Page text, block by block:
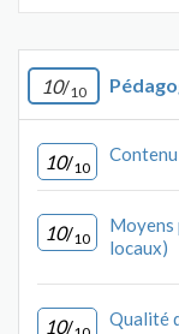
10/10
10/10
10/10
Moyens
locaux)
10/ Qualité